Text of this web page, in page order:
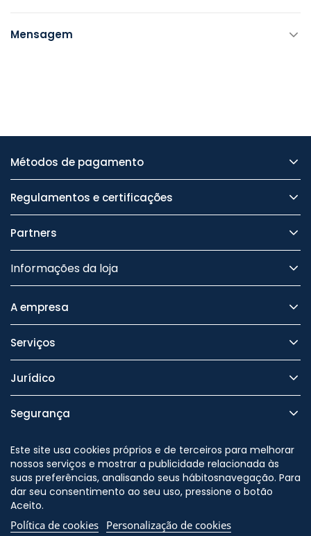
Mensagem
Métodos de pagamento
Regulamentos e certificações
Partners
Informações da loja
A empresa
Serviços
Jurídico
Segurança
Este site usa cookies próprios e de terceiros para melhorar
nossos serviços e mostrar a publicidade relacionada às
suas preferências, analisando seus hábitosnavegação. Para
dar seu consentimento ao seu uso, pressione o botão
Aceito.
Política de cookies Personalização de cookies
Nos siga no